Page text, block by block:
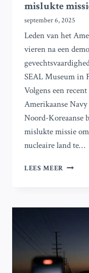
mislukte
september 6, 2025
Leden van het
vieren na een
SEAL Museum in
Volgens een
Amerikaanse
Noord-Koreaanse
mislukte missie
nucleaire land te…
LEES MEER
MISSIE